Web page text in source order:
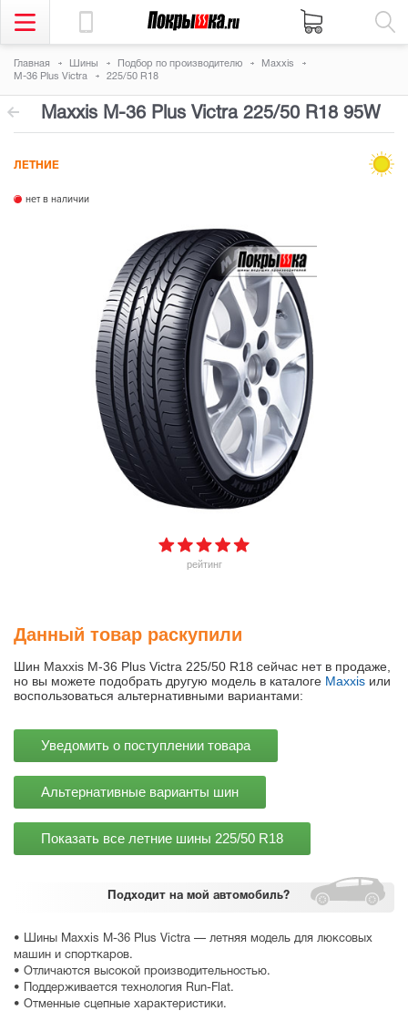
Главная Шины Подбор по производителю
Maxxis
M-36 Plus Victra
225/50 R18
Maxxis M-36 Plus Victra 225/50 R18 95W
рейтинг
нет в наличии
ЛЕТНИЕ
Подходит на мой автомобиль?
• Шины Maxxis M-36 Plus Victra — летняя модель для люксовых
машин и спорткаров.
• Отличаются высокой производительностью.
• Поддерживается технология Run-Flat.
• Отменные сцепные характеристики.
Данный товар раскупили
Шин Maxxis M-36 Plus Victra 225/50 R18 сейчас нет в продаже,
но вы можете подобрать другую модель в каталоге Maxxis или
воспользоваться альтернативными вариантами:
Уведомить о поступлении товара
Альтернативные варианты шин
Показать все летние шины 225/50 R18